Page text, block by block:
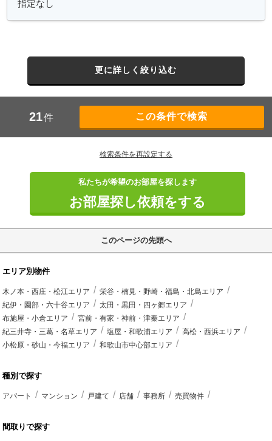
更に詳しく絞り込む
21件
検索条件を再設定する
私たちが希望のお部屋を探します
お部屋探し依頼をする
このページの先頭へ
エリア別物件
木ノ本・西庄・松江エリア
栄谷・楠見・野崎・福島・北島エリア
紀伊・園部・六十谷エリア
太田・黒田・四ヶ郷エリア
布施屋・小倉エリア
宮前・有家・神前・津秦エリア
紀三井寺・三葛・名草エリア
塩屋・和歌浦エリア
高松・西浜エリア
小松原・砂山・今福エリア
和歌山市中心部エリア
種別で探す
アパート マンション 戸建て 店舗 事務所 売買物件
間取りで探す